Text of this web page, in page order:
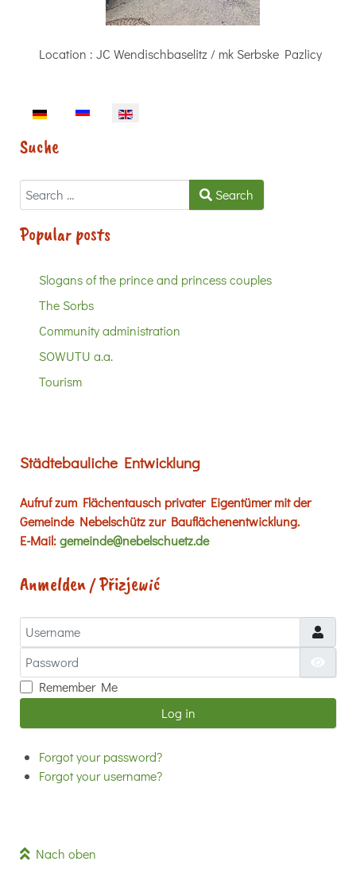
Location : JC Wendischbaselitz / mk Serbske Pazlicy
Select your language
Suche
Search Search
Popular posts
Slogans of the prince and princess couples
The Sorbs
Community administration
SOWUTU a.a.
Tourism
Städtebauliche Entwicklung
Aufruf zum Flächentausch privater Eigentümer mit der
Gemeinde Nebelschütz zur Bauflächenentwicklung.
E-Mail:gemeinde@nebelschuetz.de
Anmelden / Přizjewić
Username
Password
Remember Me
Log in
Forgot your password?
Forgot your username?
Nach oben